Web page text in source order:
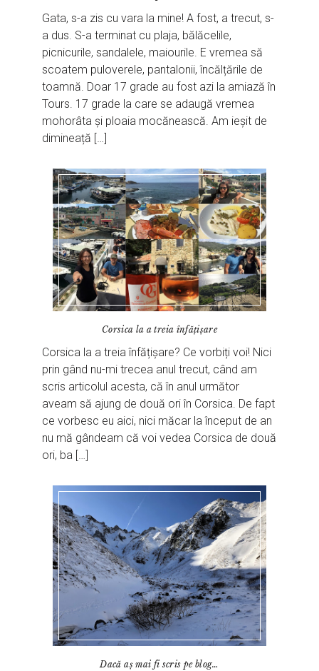
Gata, s-a zis cu vara la mine! A fost, a trecut, s-
a dus. S-a terminat cu plaja, bălăcelile,
picnicurile, sandalele, maiourile. E vremea să
scoatem puloverele, pantalonii, încălțările de
toamnă. Doar 17 grade au fost azi la amiază în
Tours. 17 grade la care se adaugă vremea
mohorâta și ploaia mocănească. Am ieșit de
dimineață […]
Corsica la a treia înfățișare
Corsica la a treia înfățișare? Ce vorbiți voi! Nici
prin gând nu-mi trecea anul trecut, când am
scris articolul acesta, că în anul următor
aveam să ajung de două ori în Corsica. De fapt
ce vorbesc eu aici, nici măcar la început de an
nu mă gândeam că voi vedea Corsica de două
ori, ba […]
Dacă aș mai fi scris pe blog…